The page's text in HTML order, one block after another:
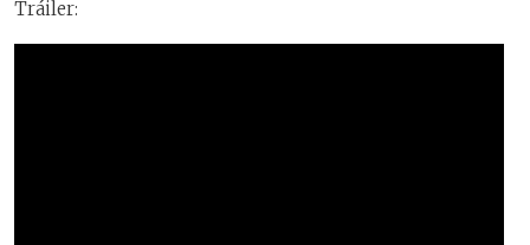
Tráiler: